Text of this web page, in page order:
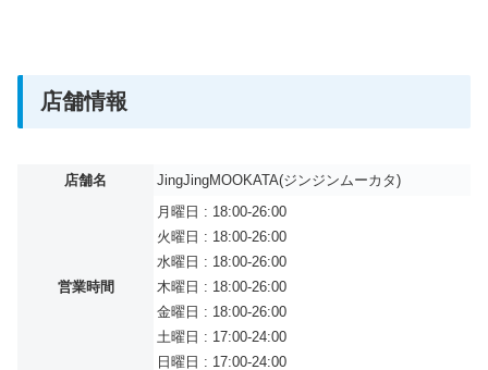
店舗情報
店舗名 JingJingMOOKATA(ジンジンムーカタ)
営業時間
月曜日 : 18:00-26:00
火曜日 : 18:00-26:00
水曜日 : 18:00-26:00
木曜日 : 18:00-26:00
金曜日 : 18:00-26:00
土曜日 : 17:00-24:00
日曜日 : 17:00-24:00